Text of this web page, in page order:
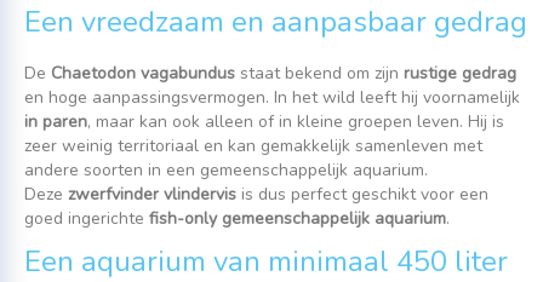
Een vreedzaam en aanpasbaar gedrag
De Chaetodon vagabundus staat bekend om zijn rustige gedrag
en hoge aanpassingsvermogen. In het wild leeft hij voornamelijk
in paren, maar kan ook alleen of in kleine groepen leven. Hij is
zeer weinig territoriaal en kan gemakkelijk samenleven met
andere soorten in een gemeenschappelijk aquarium.
Deze zwerfvinder vlindervis is dus perfect geschikt voor een
goed ingerichte fish-only gemeenschappelijk aquarium.
Een aquarium van minimaal 450 liter